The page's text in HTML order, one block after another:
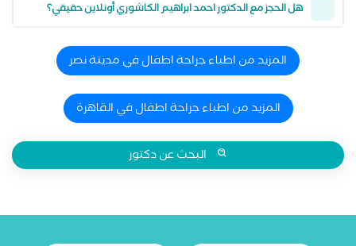
هل الحجز مع الدكتور احمد ابراهيم الكاشوري أونلاين حقيقي؟
المزيد من اطباء جراحة اطفال في مدينة نصر
المزيد من اطباء جراحة اطفال في القاهرة
البحث عن دكتور